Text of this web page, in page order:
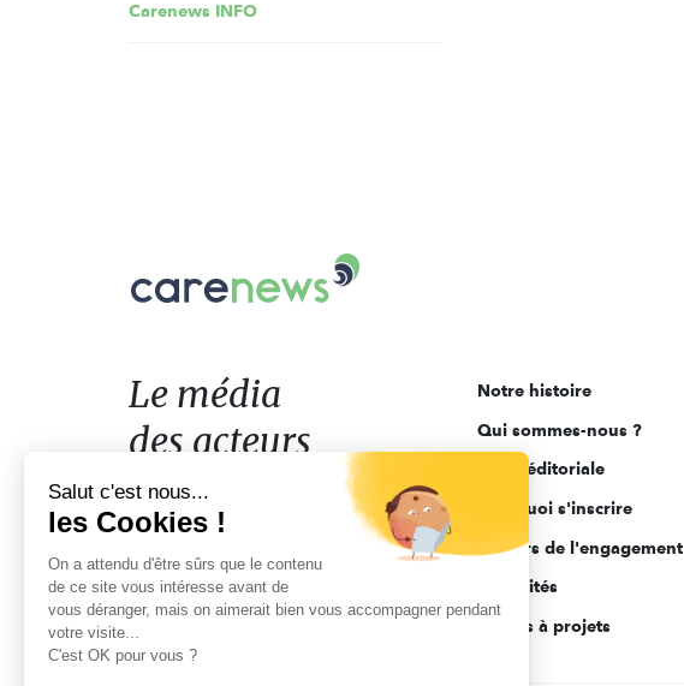
Carenews INFO
Le
acteurs
de
l'engagement
Le média
des acteurs
de l'engagement
Notre histoire
Qui sommes-nous ?
Ligne éditoriale
Pourquoi s'inscrire
Acteurs de l'engagement
Actualités
Appels à projets
Salut c'est nous...
les Cookies !
On a attendu d'être sûrs que le contenu
de ce site vous intéresse avant de
vous déranger, mais on aimerait bien vous accompagner pendant
votre visite...
C'est OK pour vous ?